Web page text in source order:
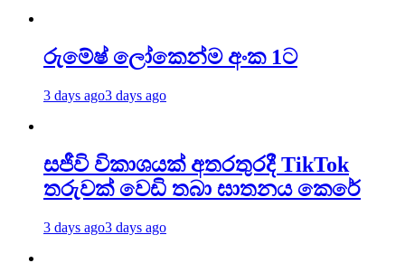
රුමේෂ් ලෝකෙන්ම අංක 1ට
3 days ago3 days ago
සජීවි විකාශයක් අතරතුරදී TikTok
තරුවක් වෙඩි තබා ඝාතනය කෙරේ
3 days ago3 days ago